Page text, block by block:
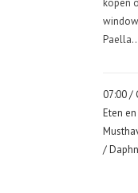
kopen
07:00 /
Eten
/